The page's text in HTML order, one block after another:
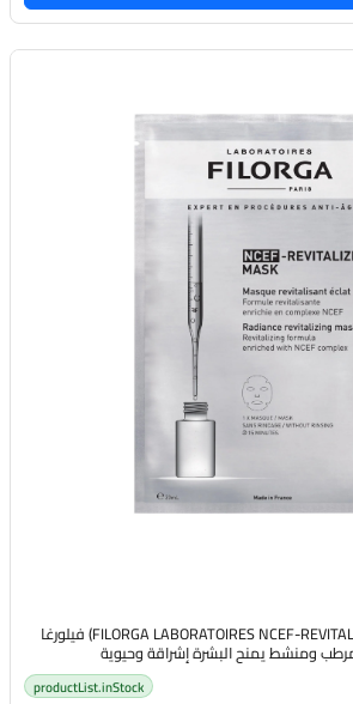
FILORGA LABORATOIRES NCEF-REVITALIZE MASK (1PC / 20ml) فيلورغا
ومنشط يمنح البشرة إشراقة وحيوية
productList.inStock